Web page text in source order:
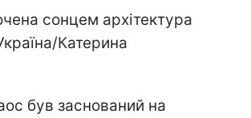
сонцем архітектура
Катерина
був заснований на